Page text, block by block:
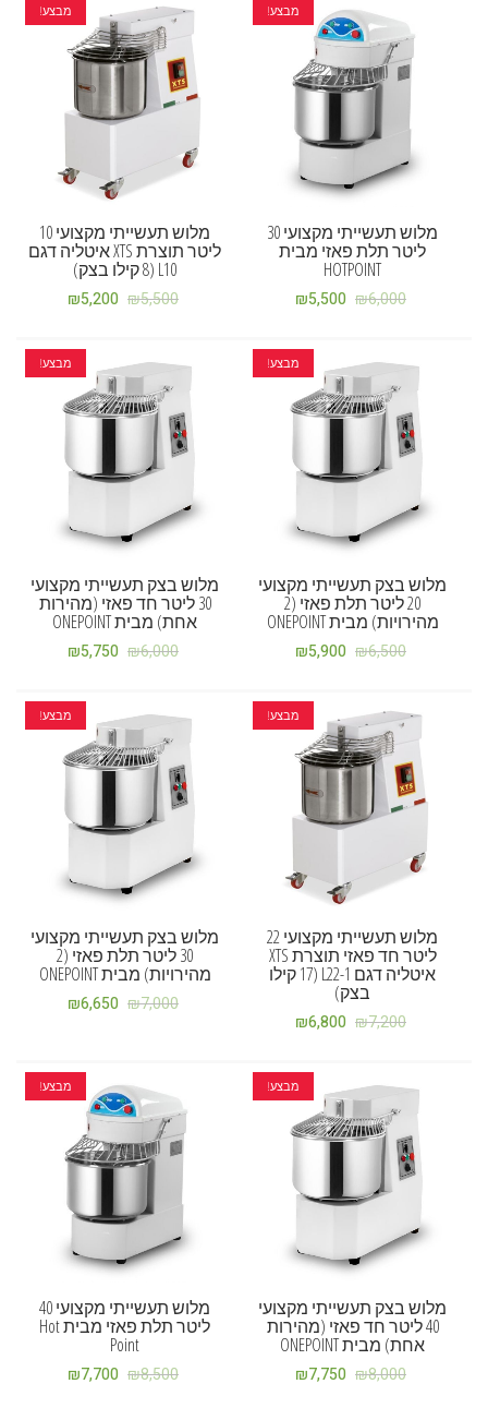
מבצע!
מלוש תעשייתי מקצועי 10
ליטר תוצרת XTS איטליה דגם
L10 (8 קילו בצק)
₪5,500
₪5,200
מבצע!
מלוש תעשייתי מקצועי 30
ליטר תלת פאזי מבית
HOTPOINT
₪6,000
₪5,500
מבצע!
מלוש בצק תעשייתי מקצועי
30 ליטר חד פאזי (מהירות
אחת) מבית ONEPOINT
₪6,000
₪5,750
מבצע!
מלוש בצק תעשייתי מקצועי
20 ליטר תלת פאזי (2
מהירויות) מבית ONEPOINT
₪6,500
₪5,900
מבצע!
מלוש בצק תעשייתי מקצועי
30 ליטר תלת פאזי (2
מהירויות) מבית ONEPOINT
₪7,000
₪6,650
מבצע!
מלוש תעשייתי מקצועי 22
ליטר חד פאזי תוצרת XTS
איטליה דגם L22-1 (17 קילו
בצק)
₪7,200
₪6,800
מבצע!
מלוש תעשייתי מקצועי 40
ליטר תלת פאזי מבית Hot
Point
₪8,500
₪7,700
מבצע!
מלוש בצק תעשייתי מקצועי
40 ליטר חד פאזי (מהירות
אחת) מבית ONEPOINT
₪8,000
₪7,750